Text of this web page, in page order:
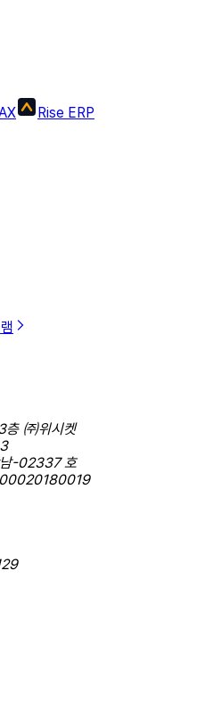
Rise ERP
층 ㈜위시켓
남-02337 호